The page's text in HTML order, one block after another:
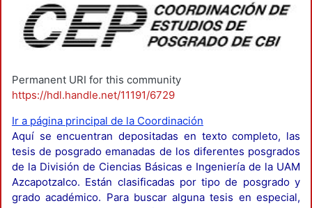
Permanent URI for this community
https://hdl.handle.net/11191/6729
Ir a página principal de la Coordinación
Aquí se encuentran depositadas en texto completo, las
tesis de posgrado emanadas de los diferentes posgrados
de la División de Ciencias Básicas e Ingeniería de la UAM
Azcapotzalco. Están clasificadas por tipo de posgrado y
grado académico. Para buscar alguna tesis en especial,